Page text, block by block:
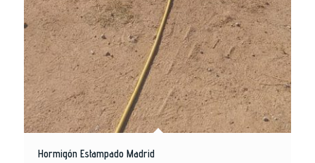
Hormigón Estampado Madrid